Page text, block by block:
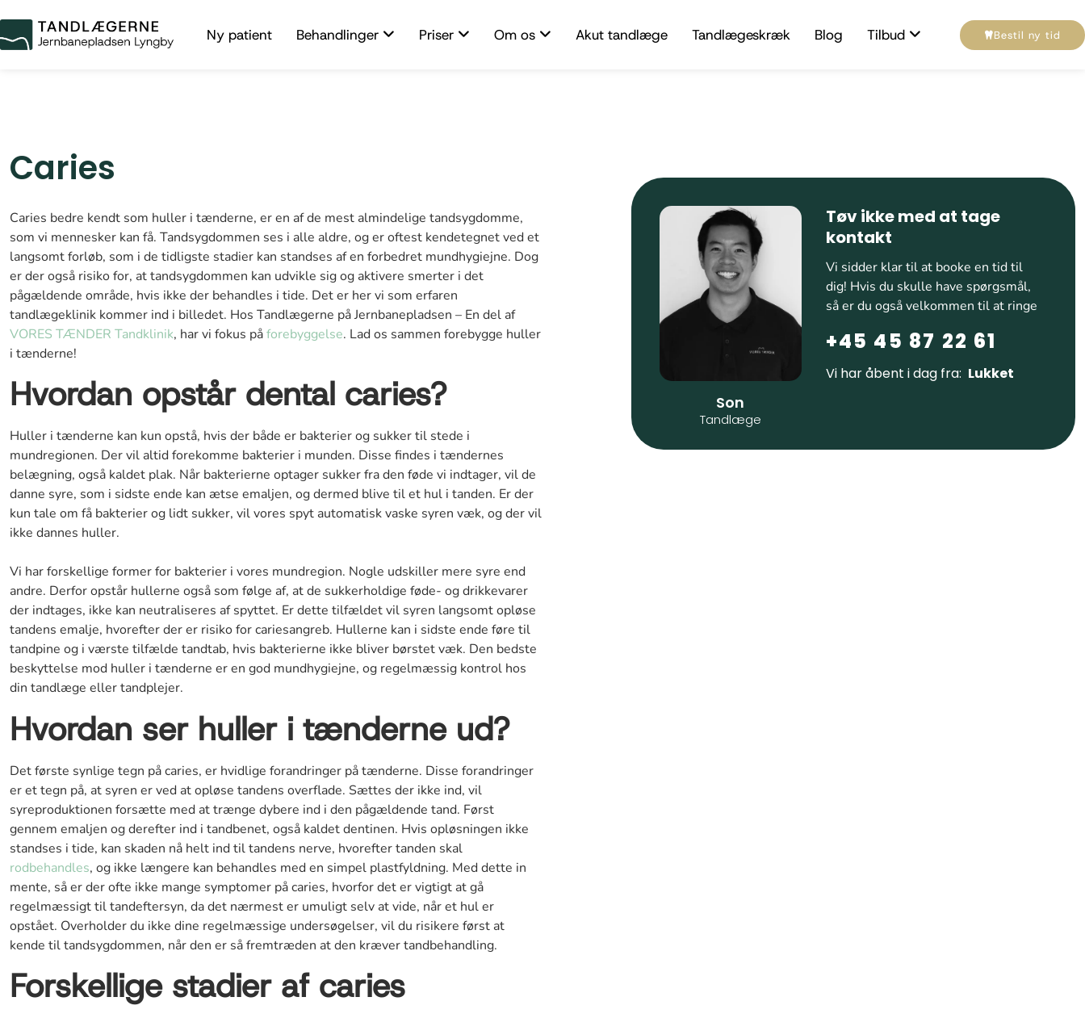
Ny patient Behandlinger Priser Om os Akut tandlæge Tandlægeskræk Blog Tilbud Bestil ny tid
Caries
Caries bedre kendt som huller i tænderne, er en af de mest almindelige tandsygdomme,
som vi mennesker kan få. Tandsygdommen ses i alle aldre, og er oftest kendetegnet ved et
langsomt forløb, som i de tidligste stadier kan standses af en forbedret mundhygiejne. Dog
er der også risiko for, at tandsygdommen kan udvikle sig og aktivere smerter i det
pågældende område, hvis ikke der behandles i tide. Det er her vi som erfaren
tandlægeklinik kommer ind i billedet. Hos Tandlægerne på Jernbanepladsen – En del af
VORES TÆNDER Tandklinik, har vi fokus påforebyggelse. Lad os sammen forebygge huller
i tænderne!
Hvordan opstår dental caries?
Huller i tænderne kan kun opstå, hvis der både er bakterier og sukker til stede i
mundregionen. Der vil altid forekomme bakterier i munden. Disse findes i tændernes
belægning, også kaldet plak. Når bakterierne optager sukker fra den føde vi indtager, vil de
danne syre, som i sidste ende kan ætse emaljen, og dermed blive til et hul i tanden. Er der
kun tale om få bakterier og lidt sukker, vil vores spyt automatisk vaske syren væk, og der vil
ikke dannes huller.
Vi har forskellige former for bakterier i vores mundregion. Nogle udskiller mere syre end
andre. Derfor opstår hullerne også som følge af, at de sukkerholdige føde- og drikkevarer
der indtages, ikke kan neutraliseres af spyttet. Er dette tilfældet vil syren langsomt opløse
tandens emalje, hvorefter der er risiko for cariesangreb. Hullerne kan i sidste ende føre til
tandpine og i værste tilfælde tandtab, hvis bakterierne ikke bliver børstet væk. Den bedste
beskyttelse mod huller i tænderne er en god mundhygiejne, og regelmæssig kontrol hos
din tandlæge eller tandplejer.
Hvordan ser huller i tænderne ud?
Det første synlige tegn på caries, er hvidlige forandringer på tænderne. Disse forandringer
er et tegn på, at syren er ved at opløse tandens overflade. Sættes der ikke ind, vil
syreproduktionen forsætte med at trænge dybere ind i den pågældende tand. Først
gennem emaljen og derefter ind i tandbenet, også kaldet dentinen. Hvis opløsningen ikke
standses i tide, kan skaden nå helt ind til tandens nerve, hvorefter tanden skal
rodbehandles, og ikke længere kan behandles med en simpel plastfyldning. Med dette in
mente, så er der ofte ikke mange symptomer på caries, hvorfor det er vigtigt at gå
regelmæssigt til tandeftersyn, da det nærmest er umuligt selv at vide, når et hul er
opstået. Overholder du ikke dine regelmæssige undersøgelser, vil du risikere først at
kende til tandsygdommen, når den er så fremtræden at den kræver tandbehandling.
Forskellige stadier af caries
Son
Tandlæge
Tøv ikke med at tage
kontakt
Vi sidder klar til at booke en tid til
dig! Hvis du skulle have spørgsmål,
så er du også velkommen til at ringe
+45 45 87 22 61
Vi har åbent i dag fra: Lukket